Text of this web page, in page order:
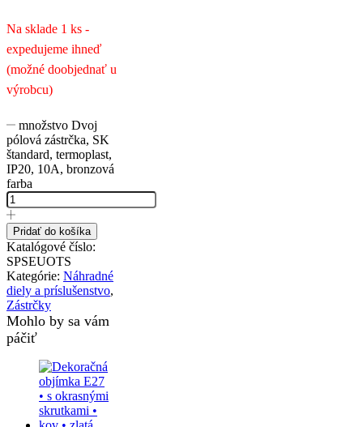
Na sklade 1 ks -
expedujeme ihneď
(možné doobjednať u
výrobcu)
množstvo Dvoj
pólová zástrčka, SK
štandard, termoplast,
IP20, 10A, bronzová
farba
Pridať do košíka
Katalógové číslo:
SPSEUOTS
Kategórie: Náhradné
diely a príslušenstvo,
Zástrčky
Mohlo by sa vám
páčiť